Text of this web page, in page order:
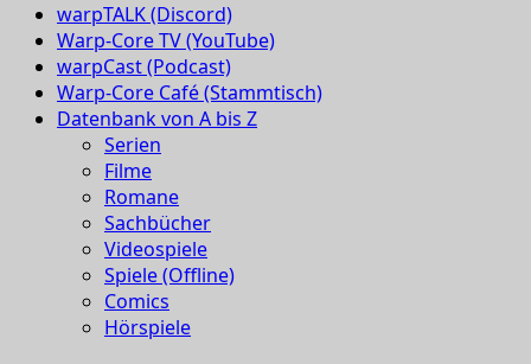
warpTALK (Discord)
Warp-Core TV (YouTube)
warpCast (Podcast)
Warp-Core Café (Stammtisch)
Datenbank von A bis Z
Serien
Filme
Romane
Sachbücher
Videospiele
Spiele (Offline)
Comics
Hörspiele